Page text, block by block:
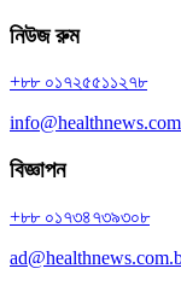
নিউজ রুম
+৮৮ ০১৭২৫৫১১২৭৮
বিজ্ঞাপন
+৮৮ ০১৭৩৪৭৩৯৩০৮